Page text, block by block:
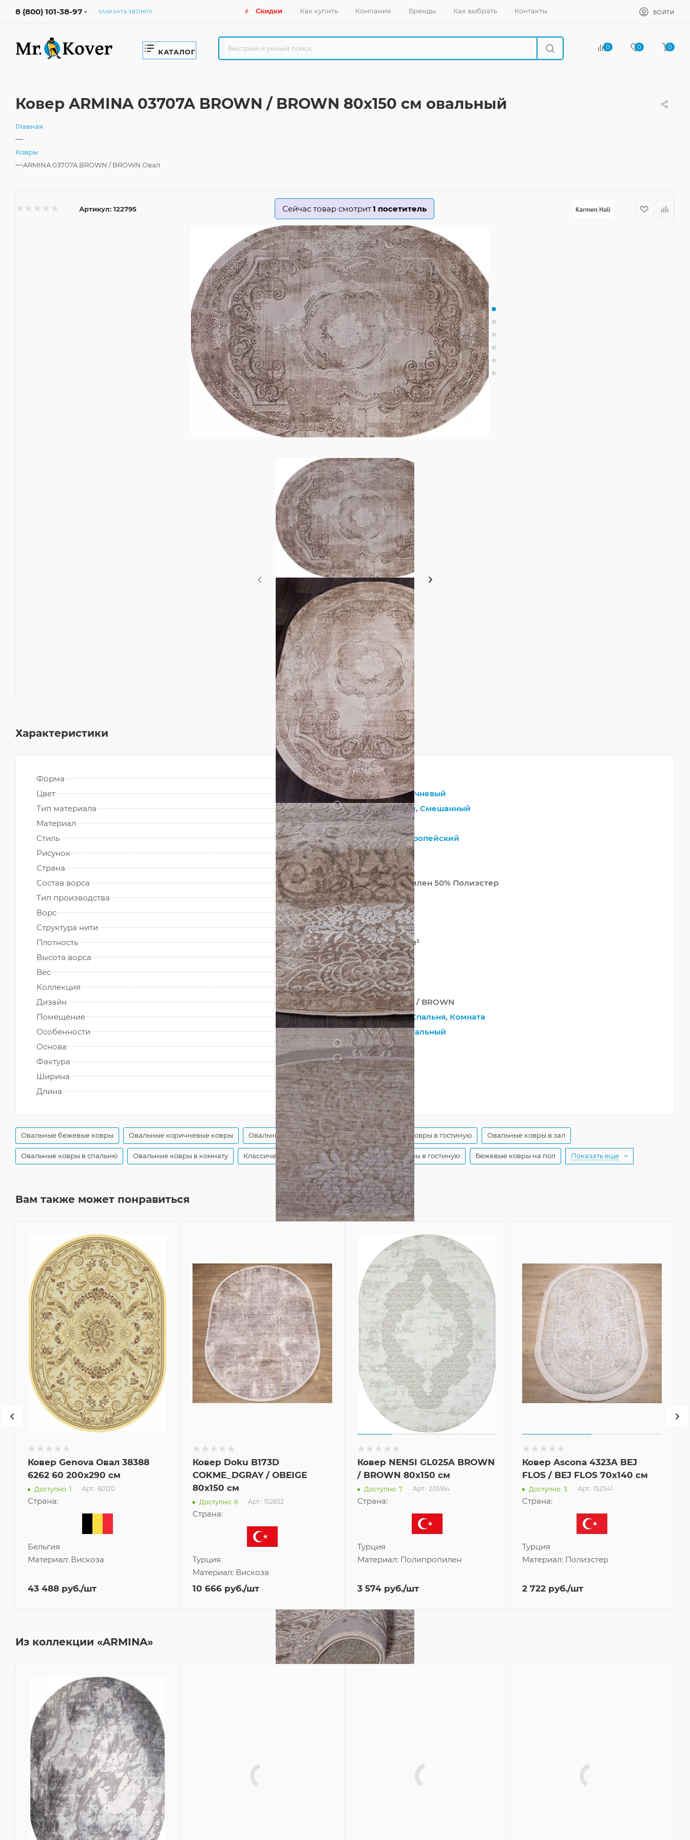
8 (800) 101-38-97 ЗАКАЗАТЬ ЗВОНОК Скидки Как купить Компания Бренды Как выбрать Контакты ВОЙТИ
КАТАЛОГ
0 0 0
Ковер ARMINA 03707A BROWN / BROWN 80x150 см овальный
Главная
—
Ковры
—ARMINA 03707A BROWN / BROWN Овал
Артикул: 122795 Сейчас товар смотрит1 посетитель
Характеристики
Форма
Овал
Цвет
Бежевый,Коричневый
Тип материала
? Синтетический, Смешанный
Материал
Полипропилен
Стиль
Винтажный,Европейский
Рисунок
Классический
Страна
Турция
Состав ворса
50% Полипропилен 50% Полиэстер
Тип производства
Машинный
Ворс
?
Средний
Структура нити
?
Хит-сет
Плотность
462 000 точек/м²
Высота ворса
10 мм
Вес
2350 г/м²
Коллекция
ARMINA
Дизайн
03707A BROWN / BROWN
Помещение
Гостиная,Зал,Спальня, Комната
Особенности
На пол,Оригинальный
Основа
?
Джутовая
Фактура
?
Рельефный
Ширина
80
Длина
150
Овальные бежевые ковры Овальные коричневые ковры Овальные классические ковры Овальные ковры в гостиную Овальные ковры в зал
Овальные ковры в спальню Овальные ковры в комнату Классические бежевые ковры Бежевые ковры в гостиную Бежевые ковры на пол Показать еще
Вам также может понравиться
Ковер Genova Овал 38388
6262 60 200x290 см
Доступно: 1 Арт.: 60120
Страна:
Бельгия
Материал: Вискоза
43 488 руб./шт
Ковер Doku B173D
COKME_DGRAY / OBEIGE
80x150 см
Доступно: 6 Арт.: 152652
Страна:
Турция
Материал: Вискоза
10 666 руб./шт
Ковер NENSI GL025A BROWN
/ BROWN 80x150 см
Доступно: 7 Арт.: 205164
Страна:
Турция
Материал: Полипропилен
3 574 руб./шт
Ковер Ascona 4323A BEJ
FLOS / BEJ FLOS 70x140 см
Доступно: 3 Арт.: 152541
Страна:
Турция
Материал: Полиэстер
2 722 руб./шт
Из коллекции «ARMINA»